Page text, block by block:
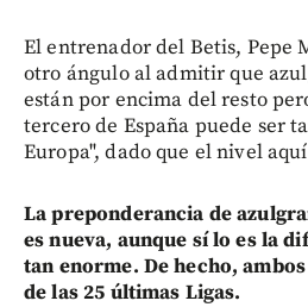
El entrenador del Betis, Pepe
otro ángulo al admitir que
están por encima del resto
tercero de España puede ser
Europa", dado que el nivel
La preponderancia de
es nueva, aunque sí lo es la
tan enorme. De hecho,
de las 25 últimas Ligas.